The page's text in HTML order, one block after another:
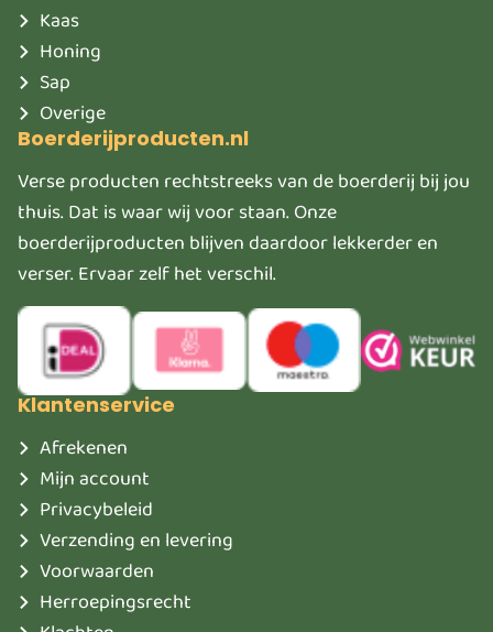
Kaas
Honing
Sap
Overige
Boerderijproducten.nl
Verse producten rechtstreeks van de boerderij bij jou
thuis. Dat is waar wij voor staan. Onze
boerderijproducten blijven daardoor lekkerder en
verser. Ervaar zelf het verschil.
Klantenservice
Afrekenen
Mijn account
Privacybeleid
Verzending en levering
Voorwaarden
Herroepingsrecht